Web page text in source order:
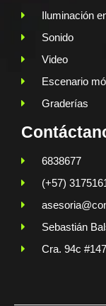
Iluminación
Sonido
Video
Escenario
Graderías
6838677
(+57)
Sebastián
Cra. 94c